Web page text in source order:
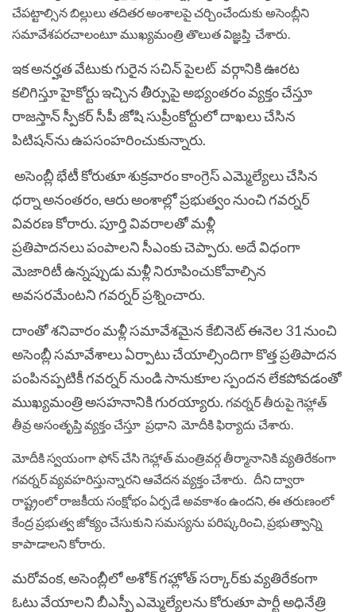
చేపట్టాల్సిన బిల్లులు తదితర అంశాలపై చర్చించేందుకు అసెంబ్లీని
సమావేశపరచాలంటూ ముఖ్యమంత్రి తొలుత విజ్ఞప్తి చేశారు.
ఇక అనర్హత వేటుకు గురైన సచిన్ పైలట్వర్గానికి ఊరట
కలిగిస్తూ హైకోర్టు ఇచ్చిన తీర్పుపై అభ్యంతరం వ్యక్తం చేస్తూ
రాజస్తాన్‌ స్పీకర్‌ సీపీ జోషి సుప్రీంకోర్టులో దాఖలు చేసిన
పిటిషన్‌ను ఉపసంహరించుకున్నారు.
అసెంబ్లీ భేటీ కోరుతూ శుక్రవారం కాంగ్రెస్‌ ఎమ్మెల్యేలు చేసిన
ధర్నా అనంతరం, ఆరు అంశాల్లో ప్రభుత్వం నుంచి గవర్నర్‌
వివరణ కోరారు. పూర్తి వివరాలతో మళ్లీ
ప్రతిపాదనలు పంపాలని సీఎంకు చెప్పారు. అదే విధంగా
మెజారిటీ ఉన్నప్పుడు మళ్లీ నిరూపించుకోవాల్సిన
అవసరమేంటని గవర్నర్‌ ప్రశ్నించారు.
దాంతో శనివారం మళ్లీ సమావేశమైన కేబినెట్‌ ఈనెల 31 నుంచి
అసెంబ్లీ సమావేశాలు ఏర్పాటు చేయాల్సిందిగా కొత్త ప్రతిపాదన
పంపినప్పటికీ గవర్నర్‌ నుండి సానుకూల స్పందన లేకపోవడంతో
ముఖ్యమంత్రి అసహనానికి గురయ్యారు. గవర్నర్‌ తీరుపై గెహ్లాత్‌
తీవ్ర అసంతృప్తి వ్యక్తం చేస్తూ ప్రధాని మోదీకి ఫిర్యాదు చేశారు.
మోదీకి స్వయంగా ఫోన్‌ చేసి గెహ్లాత్‌ మంత్రివర్గ తీర్మానానికి వ్యతిరేకంగా
గవర్నర్‌ వ్యవహరిస్తున్నారని ఆవేదన వ్యక్తం చేశారు. దీని ద్వారా
రాష్ట్రంలో రాజకీయ సంక్షోభం ఏర్పడే అవకాశం ఉందని, ఈ తరుణంలో
కేంద్ర ప్రభుత్వ జోక్యం చేసుకుని సమస్యను పరిష్కరించి, ప్రభుత్వాన్ని
కాపాడాలని కోరారు.
మరోవంక, అసెంబ్లీలో అశోక్‌ గహ్లోత్‌ సర్కార్‌కు వ్యతిరేకంగా
ఓటు వేయాలని బీఎస్పీ ఎమ్మెల్యేలను కోరుతూ పార్టీ అధినేత్రి